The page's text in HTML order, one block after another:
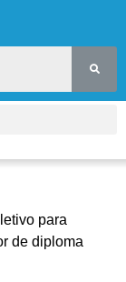
para
de diploma